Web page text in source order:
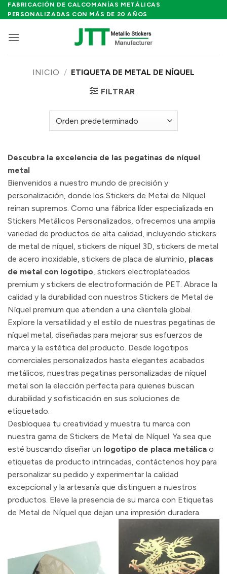
Saltar
al
FABRICACIÓN DE CALCOMANÍAS METÁLICAS
PERSONALIZADAS CON MÁS DE 20 AÑOS
INICIO / ETIQUETA DE METAL DE NÍQUEL
FILTRAR
Descubra la excelencia de las pegatinas de níquel
metal
Bienvenidos a nuestro mundo de precisión y
personalización, donde los Stickers de Metal de Níquel
reinan supremos. Como una fábrica líder especializada en
Stickers Metálicos Personalizados, ofrecemos una amplia
variedad de productos de alta calidad, incluyendo stickers
de metal de níquel, stickers de níquel 3D, stickers de metal
de acero inoxidable, stickers de placa de aluminio, placas
de metal con logotipo, stickers electroplateados
premium y stickers de electroformación de PET. Abrace la
calidad y la durabilidad con nuestros Stickers de Metal de
Níquel premium que atienden a una clientela global.
Explore la versatilidad y el estilo de nuestras pegatinas de
níquel metal, diseñadas para mejorar sus esfuerzos de
marca y la estética del producto. Desde logotipos
comerciales personalizados hasta elegantes acabados
metálicos, nuestras pegatinas personalizadas de níquel
metal son la elección perfecta para quienes buscan
durabilidad y sofisticación en sus soluciones de
etiquetado.
Desbloquea tu creatividad y muestra tu marca con
nuestra gama de Stickers de Metal de Níquel. Ya sea que
esté buscando diseñar un logotipo de placa metálica o
etiquetas de producto intrincadas, contáctenos hoy para
personalizar su pedido y experimentar la calidad
excepcional y la artesanía que distinguen a nuestros
productos. Eleve la presencia de su marca con Etiquetas
de Metal de Níquel que dejan una impresión duradera.